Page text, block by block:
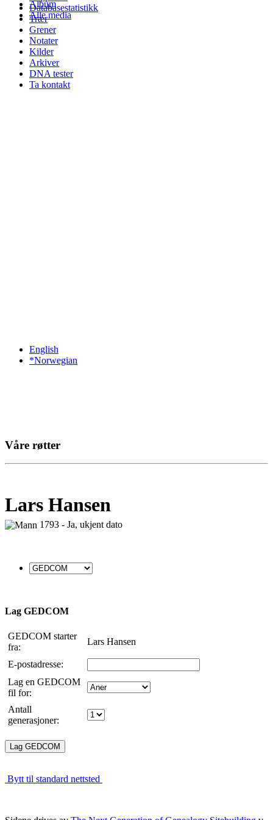
Album
Alle media
Databasestatistikk
Trær
Grener
Notater
Kilder
Arkiver
DNA tester
Ta kontakt
English
*Norwegian
Våre røtter
Lars Hansen
1793 - Ja, ukjent dato
Lag GEDCOM
GEDCOM starter
fra:
Lars Hansen
E-postadresse:
Lag en GEDCOM
fil for:
Antall
generasjoner:
Bytt til standard nettsted